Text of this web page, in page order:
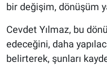
bir değişim, dönüşüm
Cevdet Yılmaz, bu
edeceğini, daha
belirterek, şunları